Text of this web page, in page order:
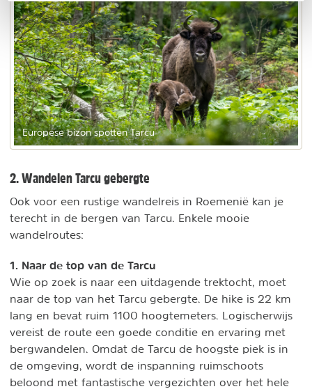
Europese bizon spotten Tarcu
2. Wandelen Tarcu gebergte
Ook voor een rustige wandelreis in Roemenië kan je
terecht in de bergen van Tarcu. Enkele mooie
wandelroutes:
1. Naar de top van de Tarcu
Wie op zoek is naar een uitdagende trektocht, moet
naar de top van het Tarcu gebergte. De hike is 22 km
lang en bevat ruim 1100 hoogtemeters. Logischerwijs
vereist de route een goede conditie en ervaring met
bergwandelen. Omdat de Tarcu de hoogste piek is in
de omgeving, wordt de inspanning ruimschoots
beloond met fantastische vergezichten over het hele